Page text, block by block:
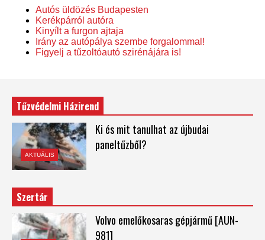
Autós üldözés Budapesten
Kerékpárról autóra
Kinyílt a furgon ajtaja
Irány az autópálya szembe forgalommal!
Figyelj a tűzoltóautó szirénájára is!
Tűzvédelmi Házirend
AKTUÁLIS
Ki és mit tanulhat az újbudai
paneltűzből?
Szertár
Volvo emelőkosaras gépjármű [AUN-
981]